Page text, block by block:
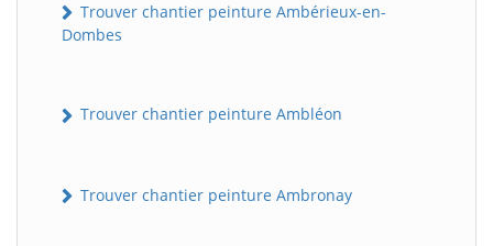
Trouver chantier peinture Ambérieux-en-
Dombes
Trouver chantier peinture Ambléon
Trouver chantier peinture Ambronay